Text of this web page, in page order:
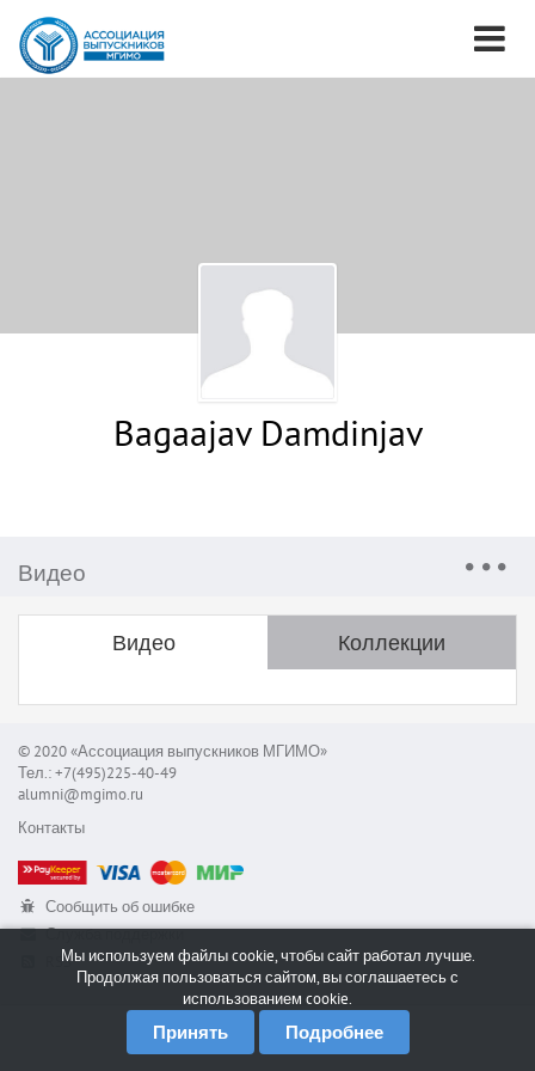
Bagaajav Damdinjav
Видео
Видео Коллекции
© 2020 «Ассоциация выпускников МГИМО»
Тел.: +7(495)225-40-49
alumni@mgimo.ru
Контакты
Сообщить об ошибке
Служба поддержки
RSSМы используем файлы cookie, чтобы сайт работал лучше.
Продолжая пользоваться сайтом, вы соглашаетесь с
использованием cookie.
Принять Подробнее